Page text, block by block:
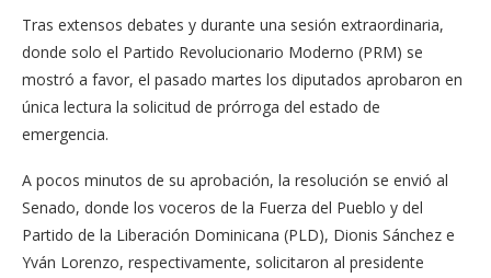
Tras extensos debates y durante una sesión extraordinaria,
donde solo el Partido Revolucionario Moderno (PRM) se
mostró a favor, el pasado martes los diputados aprobaron en
única lectura la solicitud de prórroga del estado de
emergencia.
A pocos minutos de su aprobación, la resolución se envió al
Senado, donde los voceros de la Fuerza del Pueblo y del
Partido de la Liberación Dominicana (PLD), Dionis Sánchez e
Yván Lorenzo, respectivamente, solicitaron al presidente